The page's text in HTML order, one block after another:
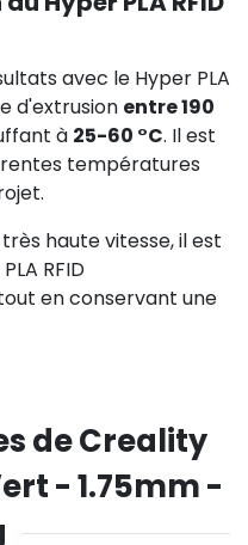
avec le Hyper PLA
d'extrusion entre 190
à 25-60 °C. Il est
températures
haute vitesse, il est
RFID
en conservant une
de Creality
- 1.75mm -